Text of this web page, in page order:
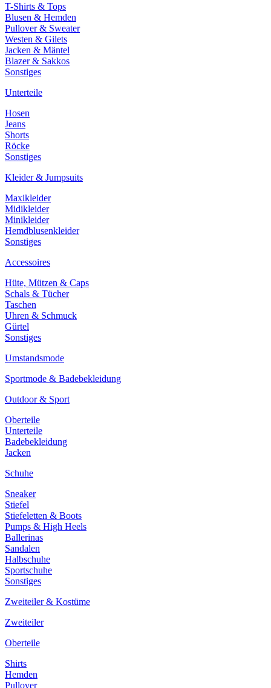
T-Shirts & Tops
Blusen & Hemden
Pullover & Sweater
Westen & Gilets
Jacken & Mäntel
Blazer & Sakkos
Sonstiges
Unterteile
Hosen
Jeans
Shorts
Röcke
Sonstiges
Kleider & Jumpsuits
Maxikleider
Midikleider
Minikleider
Hemdblusenkleider
Sonstiges
Accessoires
Hüte, Mützen & Caps
Schals & Tücher
Taschen
Uhren & Schmuck
Gürtel
Sonstiges
Umstandsmode
Sportmode & Badebekleidung
Outdoor & Sport
Oberteile
Unterteile
Badebekleidung
Jacken
Schuhe
Sneaker
Stiefel
Stiefeletten & Boots
Pumps & High Heels
Ballerinas
Sandalen
Halbschuhe
Sportschuhe
Sonstiges
Zweiteiler & Kostüme
Zweiteiler
Oberteile
Shirts
Hemden
Pullover